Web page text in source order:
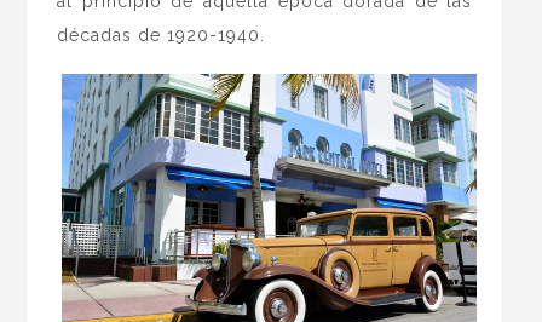
décadas de 1920-1940.